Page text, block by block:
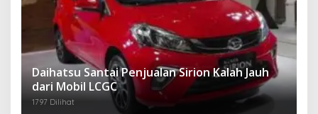
Daihatsu Santai Penjualan Sirion Kalah Jauh
dari Mobil LCGC
1797 Dilihat